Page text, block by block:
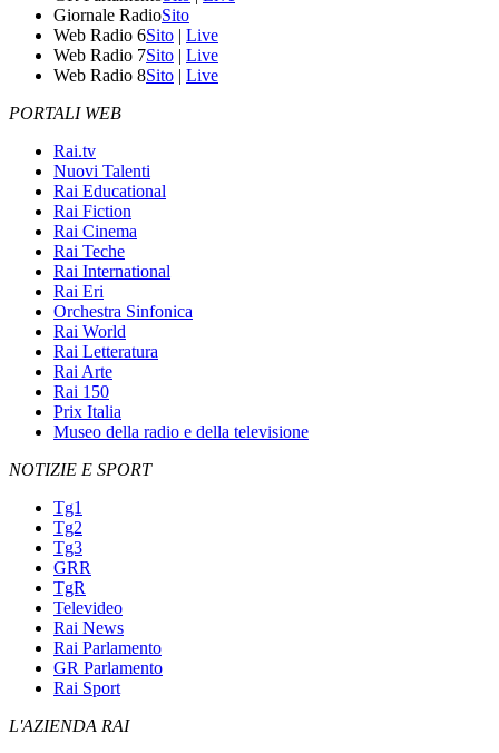
Giornale RadioSito
Web Radio 6Sito | Live
Web Radio 7Sito | Live
Web Radio 8Sito | Live
PORTALI WEB
Rai.tv
Nuovi Talenti
Rai Educational
Rai Fiction
Rai Cinema
Rai Teche
Rai International
Rai Eri
Orchestra Sinfonica
Rai World
Rai Letteratura
Rai Arte
Rai 150
Prix Italia
Museo della radio e della televisione
NOTIZIE E SPORT
Tg1
Tg2
Tg3
GRR
TgR
Televideo
Rai News
Rai Parlamento
GR Parlamento
Rai Sport
L'AZIENDA RAI